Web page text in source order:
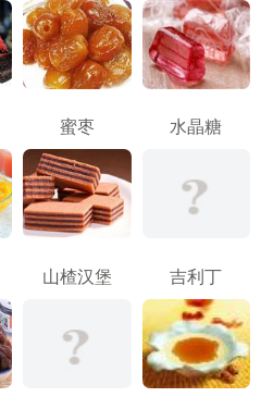
蜜枣 水晶糖
山楂汉堡 吉利丁